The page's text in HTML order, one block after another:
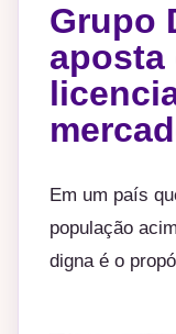
Grupo
aposta
Em um país
população
digna é o